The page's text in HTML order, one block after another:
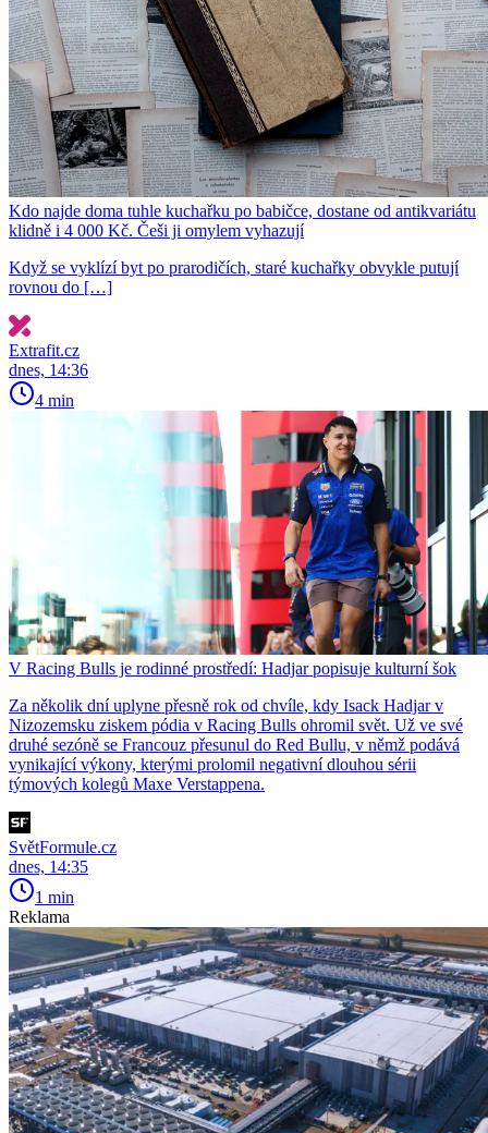
Kdo najde doma tuhle kuchařku po babičce, dostane od antikvariátu
klidně i 4 000 Kč. Češi ji omylem vyhazují
Když se vyklízí byt po prarodičích, staré kuchařky obvykle putují
rovnou do […]
Extrafit.cz
dnes, 14:36
4 min
V Racing Bulls je rodinné prostředí: Hadjar popisuje kulturní šok
Za několik dní uplyne přesně rok od chvíle, kdy Isack Hadjar v
Nizozemsku ziskem pódia v Racing Bulls ohromil svět. Už ve své
druhé sezóně se Francouz přesunul do Red Bullu, v němž podává
vynikající výkony, kterými prolomil negativní dlouhou sérii
týmových kolegů Maxe Verstappena.
SvětFormule.cz
dnes, 14:35
1 min
Reklama